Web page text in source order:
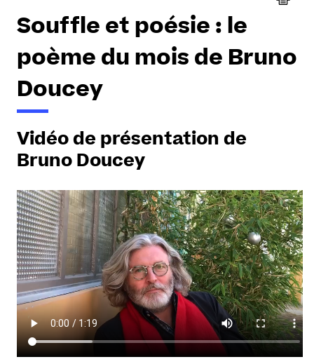
Souffle et poésie : le
poème du mois de Bruno
Doucey
Vidéo de présentation de
Bruno Doucey